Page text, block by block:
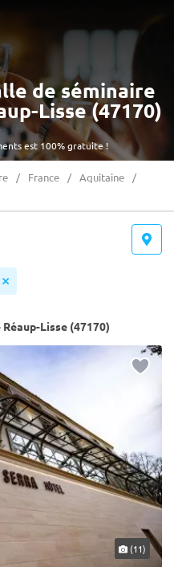
est 100% gratuite !
de séminaire
Lisse (47170)
France
Aquitaine
Lisse (47170)
(11)